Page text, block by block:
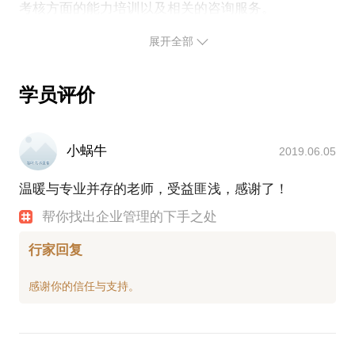
以上问题会导致组织结构变形，激发创新需要减人而
构形态。在这个问题上，我可以为你提供帮助。我亲
适当的管理范畴调配，推动企业走向颠覆性的发展。
由的氛围里激发每一个人的潜能，达到以人为本，共
创佳绩的状态。
在这个话题中，我将根据各个企业的具体情况，针对
具体问题给予专业指导和经验分享，还可以提供后续
希望提前准备以下企业资料：
公司现阶段各部门、各管理岗位的干部薪酬体系、绩
展开全部
学员评价
小蜗牛 2019.06.05
温暖与专业并存的老师，受益匪浅，感谢了！
帮你找出企业管理的下手之处
行家回复